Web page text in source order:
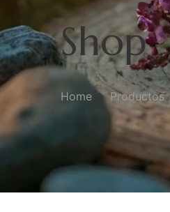
Shop
Home Productos